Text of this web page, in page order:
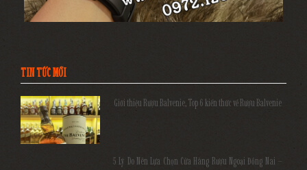
TIN TỨC MỚI
Giới thiệu Rượu Balvenie, Top 6 kiến thức về Rượu Balvenie
5 Lý Do Nên Lựa Chọn Cửa Hàng Rượu Ngoại Đồng Nai –